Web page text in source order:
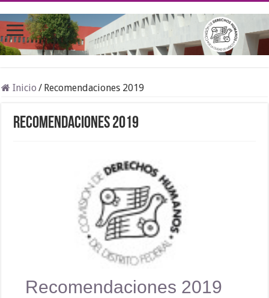
Inicio / Recomendaciones 2019
Recomendaciones 2019
Recomendaciones 2019